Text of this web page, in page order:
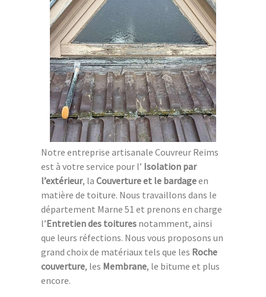
Notre entreprise artisanale Couvreur Reims
est à votre service pour l’ Isolation par
l’extérieur, la Couverture et le bardageen
matière de toiture. Nous travaillons dans le
département Marne 51 et prenons en charge
l’Entretien des toitures notamment, ainsi
que leurs réfections. Nous vous proposons un
grand choix de matériaux tels que les Roche
couverture, les Membrane, le bitume et plus
encore.